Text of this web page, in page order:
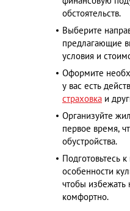
обстоятельств.​
Выберите
предлагающие
условия и
Оформите
у вас есть
страховка и
Организуйте
первое время,
обустройства.​
Подготовьтесь
особенности
чтобы избежать
комфортно.